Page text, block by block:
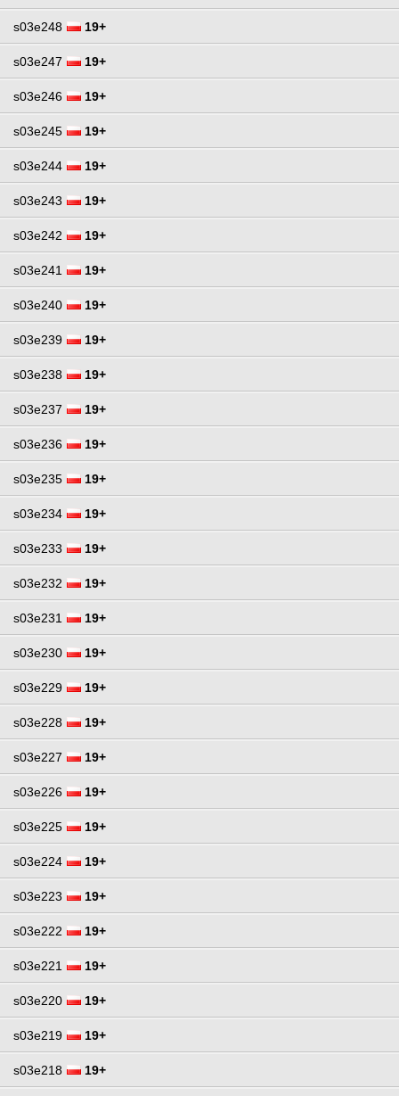
s03e248 19+
s03e247 19+
s03e246 19+
s03e245 19+
s03e244 19+
s03e243 19+
s03e242 19+
s03e241 19+
s03e240 19+
s03e239 19+
s03e238 19+
s03e237 19+
s03e236 19+
s03e235 19+
s03e234 19+
s03e233 19+
s03e232 19+
s03e231 19+
s03e230 19+
s03e229 19+
s03e228 19+
s03e227 19+
s03e226 19+
s03e225 19+
s03e224 19+
s03e223 19+
s03e222 19+
s03e221 19+
s03e220 19+
s03e219 19+
s03e218 19+